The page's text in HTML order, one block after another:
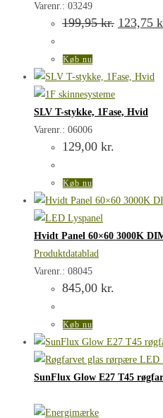
Varenr.: 03249
199,95kr. Den
199,95
123,75
Køb nu
SLV T-stykke, 1Fase, Hvid
Varenr.: 06006
129,00 kr.
Køb nu
Hvidt Panel 60×60 3000K
Produktdatablad
Varenr.: 08045
845,00 kr.
Køb nu
SunFlux Glow E27 T45